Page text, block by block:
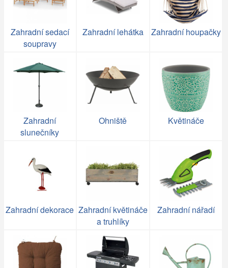
Zahradní sedací
soupravy
Zahradní lehátka Zahradní houpačky
Zahradní
slunečníky
Ohniště Květináče
Zahradní dekorace Zahradní květináče
a truhlíky
Zahradní nářadí